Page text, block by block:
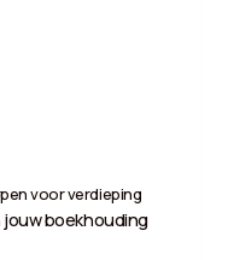
voor verdieping
jouw boekhouding